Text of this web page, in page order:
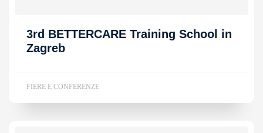
3rd BETTERCARE Training School in
Zagreb
FIERE E CONFERENZE